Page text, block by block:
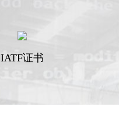
IATF证书